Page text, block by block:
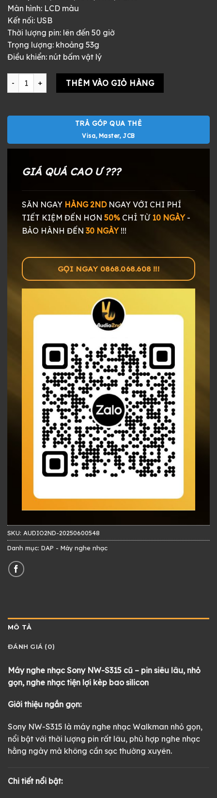
Màn hình: LCD màu
Kết nối: USB
Thời lượng pin: lên đến 50 giờ
Trọng lượng: khoảng 53g
Điều khiển: nút bấm vật lý
Máy nghe nhạc Sony NW-S315 cũ - pin siêu lâu, nhỏ gọn,
THÊM VÀO GIỎ HÀNG
TRẢ GÓP QUA THẺ
Visa, Master, JCB
GIÁ QUÁ CAO Ư ???
SĂN NGAY HÀNG 2NDNGAY VỚI CHI PHÍ
TIẾT KIỆM ĐẾN HƠN 50% CHỈ TỪ 10 NGÀY-
BẢO HÀNH ĐẾN 30 NGÀY!!!
GỌI NGAY 0868.068.608 !!!
SKU: AUDIO2ND-20250600548
Danh mục: DAP - Máy nghe nhạc
MÔ TẢ
ĐÁNH GIÁ (0)
Máy nghe nhạc Sony NW-S315 cũ – pin siêu lâu, nhỏ
gọn, nghe nhạc tiện lợi kèp bao silicon
Giới thiệu ngắn gọn:
Sony NW-S315 là máy nghe nhạc Walkman nhỏ gọn,
nổi bật với thời lượng pin rất lâu, phù hợp nghe nhạc
hằng ngày mà không cần sạc thường xuyên.
Chi tiết nổi bật: